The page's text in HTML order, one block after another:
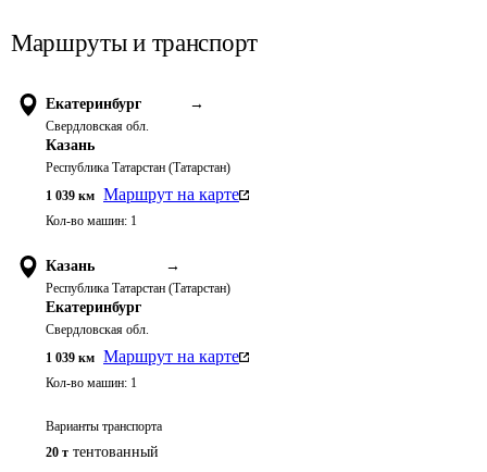
Маршруты и транспорт
Екатеринбург →
Свердловская обл.
Казань
Республика Татарстан (Татарстан)
1 039 км Маршрут на карте
Кол-во машин: 1
Казань →
Республика Татарстан (Татарстан)
Екатеринбург
Свердловская обл.
1 039 км Маршрут на карте
Кол-во машин: 1
Варианты транспорта
20 т тентованный